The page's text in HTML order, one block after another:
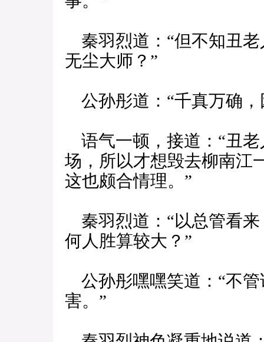
秦羽烈道：“但不知丑
无尘大师？”
公孙彤道：“千真万确，
语气一顿，接道：“丑
场，所以才想毁去柳南江
这也颇合情理。”
秦羽烈道：“以总管看
何人胜算较大？”
公孙彤嘿嘿笑道：“不
害。”